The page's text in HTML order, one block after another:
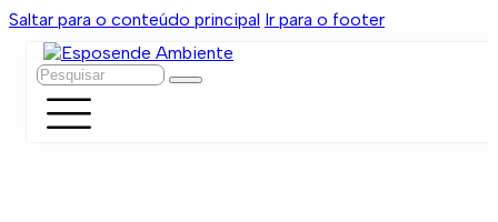
Saltar para o conteúdo principal Ir para o footer
Pesquisar